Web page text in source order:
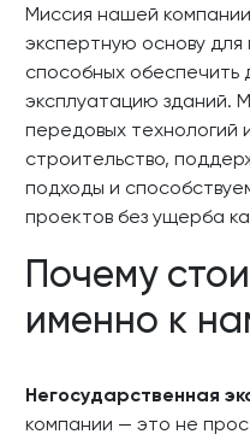
Миссия нашей
экспертную основу
способных обеспечить
эксплуатацию зданий.
передовых технологий
строительство,
подходы и
проектов без ущерба
Почему
именно к
Негосударственная
компании — это не